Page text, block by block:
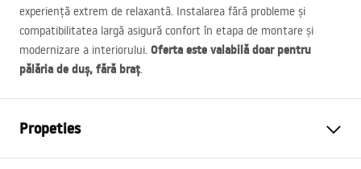
experiență extrem de relaxantă. Instalarea fără probleme și
compatibilitatea largă asigură confort în etapa de montare și
modernizare a interiorului. Oferta este valabilă doar pentru
pălăria de duș, fără braț.
Propeties